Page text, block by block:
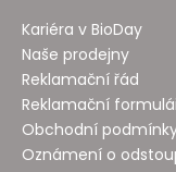
Kariéra v BioDay
Naše prodejny
Reklamační řád
Reklamační
Obchodní
Oznámení o